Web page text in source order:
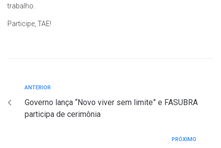
trabalho.
Participe, TAE!
ANTERIOR
Governo lança “Novo viver sem limite” e FASUBRA
participa de cerimônia
PRÓXIMO